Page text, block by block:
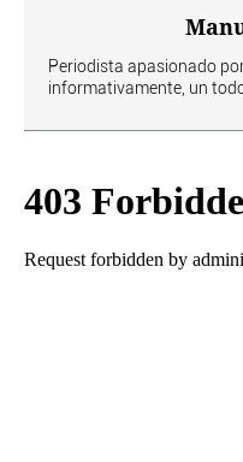
Periodista apasionado
informativamente, un